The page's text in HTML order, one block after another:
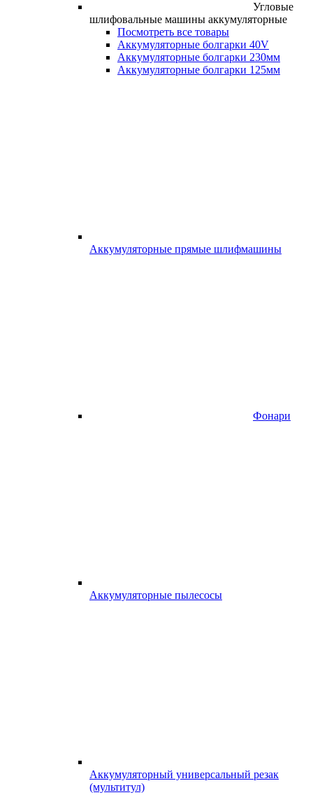
Угловые
шлифовальные машины аккумуляторные
Посмотреть все товары
Аккумуляторные болгарки 40V
Аккумуляторные болгарки 230мм
Аккумуляторные болгарки 125мм
Аккумуляторные прямые шлифмашины
Фонари
Аккумуляторные пылесосы
Аккумуляторный универсальный резак
(мультитул)